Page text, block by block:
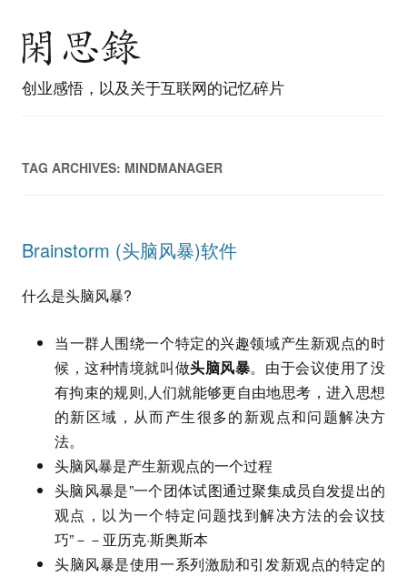
创业感悟，以及关于互联网的记忆碎片
TAG ARCHIVES: MINDMANAGER
Brainstorm (头脑风暴)软件
什么是头脑风暴?
当一群人围绕一个特定的兴趣领域产生新观点的时
候，这种情境就叫做头脑风暴。由于会议使用了没
有拘束的规则,人们就能够更自由地思考，进入思想
的新区域，从而产生很多的新观点和问题解决方
法。
头脑风暴是产生新观点的一个过程
头脑风暴是”一个团体试图通过聚集成员自发提出的
观点，以为一个特定问题找到解决方法的会议技
巧”－－亚历克·斯奥斯本
头脑风暴是使用一系列激励和引发新观点的特定的